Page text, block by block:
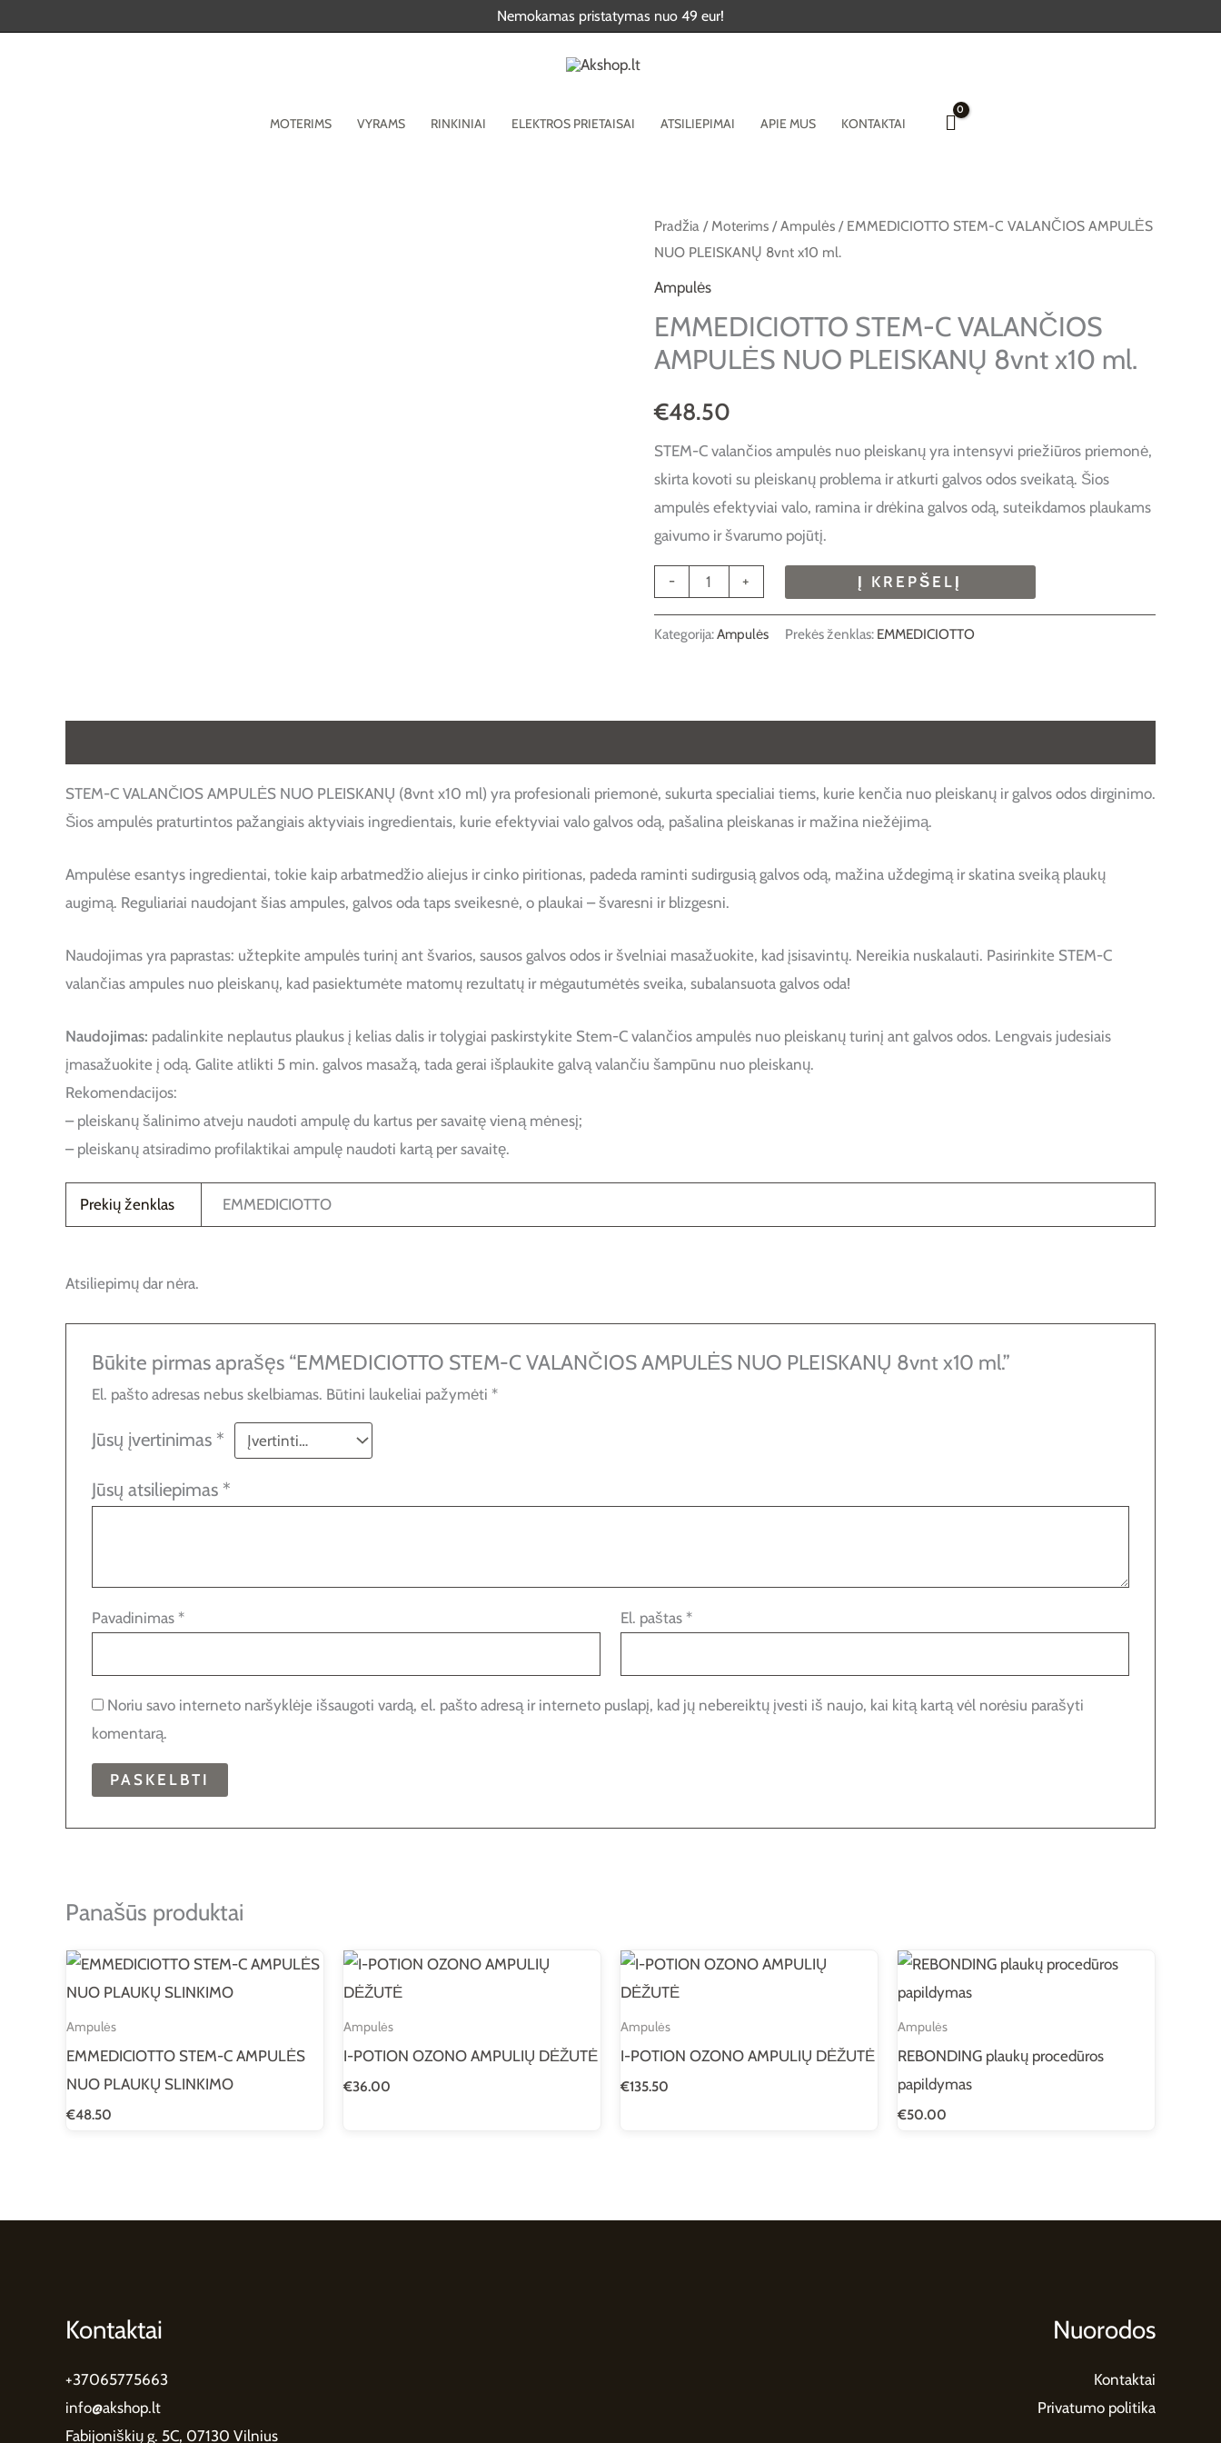
Nemokamas pristatymas nuo 49 eur!
MOTERIMS VYRAMS RINKINIAI ELEKTROS PRIETAISAI ATSILIEPIMAI APIE MUS KONTAKTAI
Pradžia /Moterims /Ampulės / EMMEDICIOTTO STEM-C VALANČIOS AMPULĖS
NUO PLEISKANŲ 8vnt x10 ml.
Ampulės
EMMEDICIOTTO STEM-C VALANČIOS
AMPULĖS NUO PLEISKANŲ 8vnt x10 ml.
€48.50
STEM-C valančios ampulės nuo pleiskanų yra intensyvi priežiūros priemonė,
skirta kovoti su pleiskanų problema ir atkurti galvos odos sveikatą. Šios
ampulės efektyviai valo, ramina ir drėkina galvos odą, suteikdamos plaukams
gaivumo ir švarumo pojūtį.
-
produkto
kiekis:
EMMEDICIOTTO
C
VALANČIOS
NUO
PLEISKANŲ
8vnt
x10
ml.
+ Į KREPŠELĮ
Kategorija:Ampulės Prekės ženklas: EMMEDICIOTTO
STEM-C VALANČIOS AMPULĖS NUO PLEISKANŲ (8vnt x10 ml) yra profesionali priemonė, sukurta specialiai tiems, kurie kenčia nuo pleiskanų ir galvos odos dirginimo.
Šios ampulės praturtintos pažangiais aktyviais ingredientais, kurie efektyviai valo galvos odą, pašalina pleiskanas ir mažina niežėjimą.
Ampulėse esantys ingredientai, tokie kaip arbatmedžio aliejus ir cinko piritionas, padeda raminti sudirgusią galvos odą, mažina uždegimą ir skatina sveiką plaukų
augimą. Reguliariai naudojant šias ampules, galvos oda taps sveikesnė, o plaukai – švaresni ir blizgesni.
Naudojimas yra paprastas: užtepkite ampulės turinį ant švarios, sausos galvos odos ir švelniai masažuokite, kad įsisavintų. Nereikia nuskalauti. Pasirinkite STEM-C
valančias ampules nuo pleiskanų, kad pasiektumėte matomų rezultatų ir mėgautumėtės sveika, subalansuota galvos oda!
Naudojimas: padalinkite neplautus plaukus į kelias dalis ir tolygiai paskirstykite Stem-C valančios ampulės nuo pleiskanų turinį ant galvos odos. Lengvais judesiais
įmasažuokite į odą. Galite atlikti 5 min. galvos masažą, tada gerai išplaukite galvą valančiu šampūnu nuo pleiskanų.
Rekomendacijos:
– pleiskanų šalinimo atveju naudoti ampulę du kartus per savaitę vieną mėnesį;
– pleiskanų atsiradimo profilaktikai ampulę naudoti kartą per savaitę.
Prekių ženklas EMMEDICIOTTO
Atsiliepimų dar nėra.
Būkite pirmas aprašęs “EMMEDICIOTTO STEM-C VALANČIOS AMPULĖS NUO PLEISKANŲ 8vnt x10 ml.”
El. pašto adresas nebus skelbiamas. Būtini laukeliai pažymėti *
Jūsų įvertinimas *
Jūsų atsiliepimas *
Pavadinimas * El. paštas *
Noriu savo interneto naršyklėje išsaugoti vardą, el. pašto adresą ir interneto puslapį, kad jų nebereiktų įvesti iš naujo, kai kitą kartą vėl norėsiu parašyti
komentarą.
Panašūs produktai
Ampulės
EMMEDICIOTTO STEM-C AMPULĖS
NUO PLAUKŲ SLINKIMO
€48.50
Ampulės
I-POTION OZONO AMPULIŲ DĖŽUTĖ
€36.00
Ampulės
I-POTION OZONO AMPULIŲ DĖŽUTĖ
€135.50
Ampulės
REBONDING plaukų procedūros
papildymas
€50.00
Kontaktai
+37065775663
info@akshop.lt
Fabijoniškių g. 5C, 07130 Vilnius
Nuorodos
Kontaktai
Privatumo politika